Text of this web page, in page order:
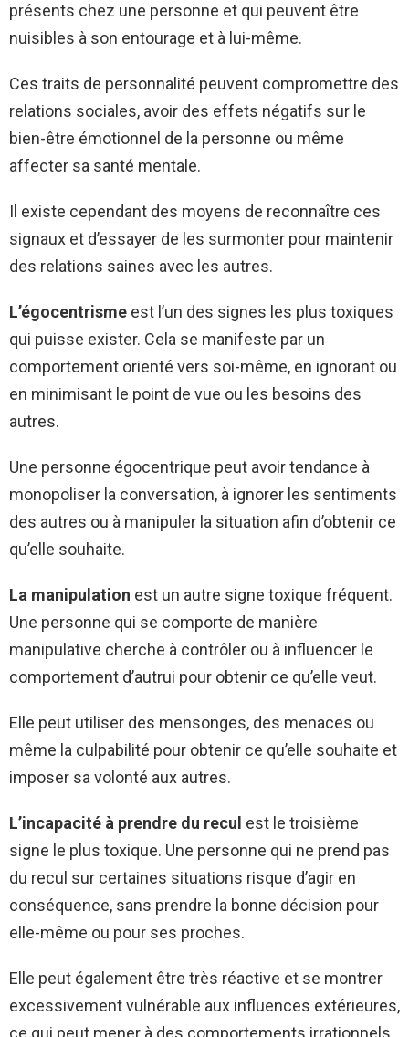
présents chez une personne et qui peuvent être
nuisibles à son entourage et à lui-même.
Ces traits de personnalité peuvent compromettre des
relations sociales, avoir des effets négatifs sur le
bien-être émotionnel de la personne ou même
affecter sa santé mentale.
Il existe cependant des moyens de reconnaître ces
signaux et d’essayer de les surmonter pour maintenir
des relations saines avec les autres.
L’égocentrisme est l’un des signes les plus toxiques
qui puisse exister. Cela se manifeste par un
comportement orienté vers soi-même, en ignorant ou
en minimisant le point de vue ou les besoins des
autres.
Une personne égocentrique peut avoir tendance à
monopoliser la conversation, à ignorer les sentiments
des autres ou à manipuler la situation afin d’obtenir ce
qu’elle souhaite.
La manipulation est un autre signe toxique fréquent.
Une personne qui se comporte de manière
manipulative cherche à contrôler ou à influencer le
comportement d’autrui pour obtenir ce qu’elle veut.
Elle peut utiliser des mensonges, des menaces ou
même la culpabilité pour obtenir ce qu’elle souhaite et
imposer sa volonté aux autres.
L’incapacité à prendre du recul est le troisième
signe le plus toxique. Une personne qui ne prend pas
du recul sur certaines situations risque d’agir en
conséquence, sans prendre la bonne décision pour
elle-même ou pour ses proches.
Elle peut également être très réactive et se montrer
excessivement vulnérable aux influences extérieures,
ce qui peut mener à des comportements irrationnels